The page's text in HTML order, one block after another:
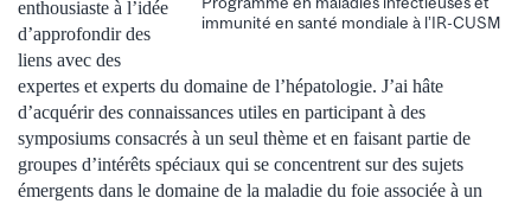
immunité en santé mondiale à l’IR-CUSM
enthousiaste à l’idée
d’approfondir des
liens avec des
expertes et experts du domaine de l’hépatologie. J’ai hâte
d’acquérir des connaissances utiles en participant à des
symposiums consacrés à un seul thème et en faisant partie de
groupes d’intérêts spéciaux qui se concentrent sur des sujets
émergents dans le domaine de la maladie du foie associée à un